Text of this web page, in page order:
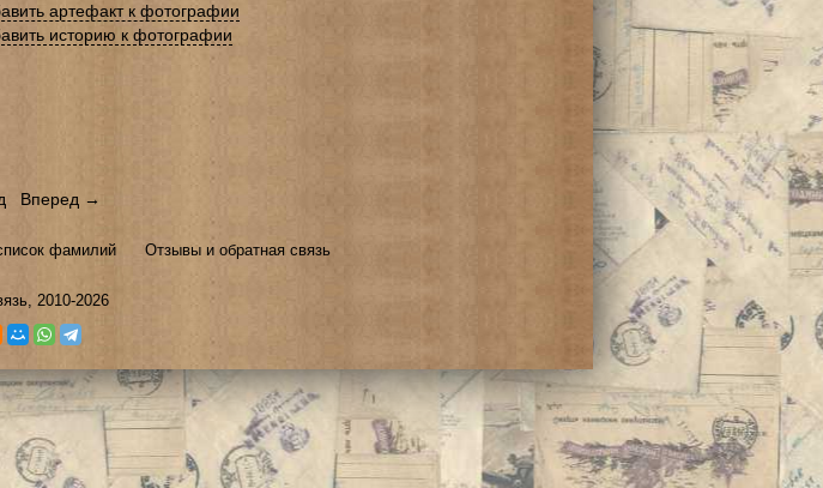
артефакт к фотографии
историю к фотографии
Вперед →
фамилий Отзывы и обратная связь
, 2010-2026